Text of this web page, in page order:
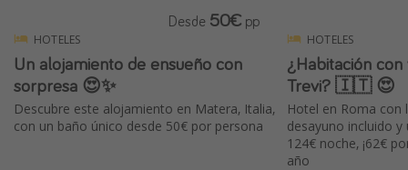
HOTELES
Un alojamiento de ensueño con
sorpresa 😍✨
Descubre este alojamiento en Matera, Italia,
con un baño único desde 50€ por persona
Desde 50€ pp
HOTELES
¿Habitación con
Trevi? 🇮🇹 😍
Hotel en Roma con
desayuno incluido y
124€ noche, ¡62€
año